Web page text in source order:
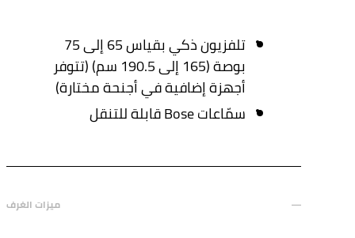
تلفزيون ذكي بقياس 65 إلى 75
بوصة (165 إلى 190.5 سم) (تتوفر
أجهزة إضافية في أجنحة مختارة)
سمّاعات Bose قابلة للتنقل
ميزات الغرف